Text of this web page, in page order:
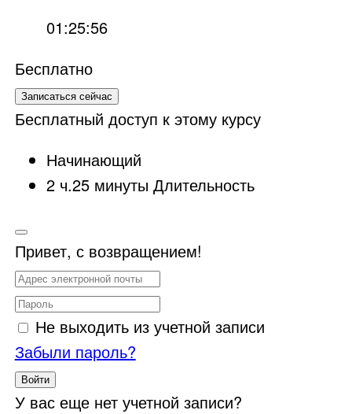
01:25:56
Бесплатно
Записаться сейчас
Бесплатный доступ к этому курсу
Начинающий
2ч.25минуты Длительность
Привет, с возвращением!
Не выходить из учетной записи
Забыли пароль?
Войти
У вас еще нет учетной записи?